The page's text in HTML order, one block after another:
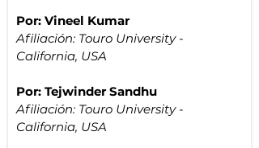
Por: Vineel Kumar
Afiliación: Touro University -
California, USA
Por: Tejwinder Sandhu
Afiliación: Touro University -
California, USA